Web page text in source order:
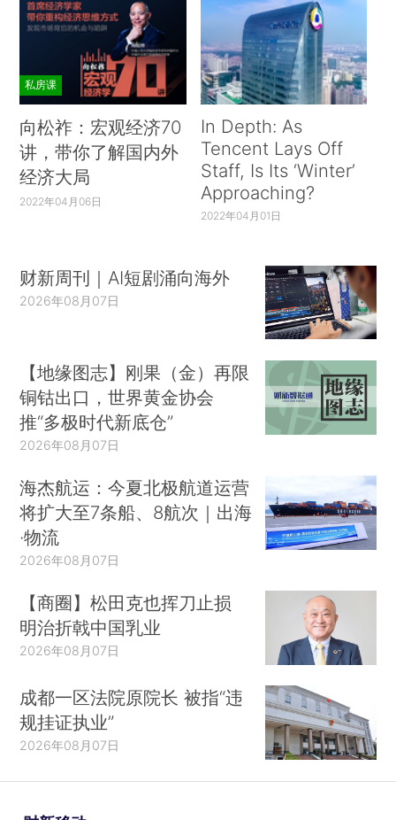
私房课
向松祚：宏观经济70
讲，带你了解国内外
经济大局
2022年04月06日
In Depth: As
Tencent Lays Off
Staff, Is Its ‘Winter’
Approaching?
2022年04月01日
财新周刊｜AI短剧涌向海外
2026年08月07日
【地缘图志】刚果（金）再限
铜钴出口，世界黄金协会
推“多极时代新底仓”
2026年08月07日
海杰航运：今夏北极航道运营
将扩大至7条船、8航次｜出海
·物流
2026年08月07日
【商圈】松田克也挥刀止损
明治折戟中国乳业
2026年08月07日
成都一区法院原院长 被指“违
规挂证执业”
2026年08月07日